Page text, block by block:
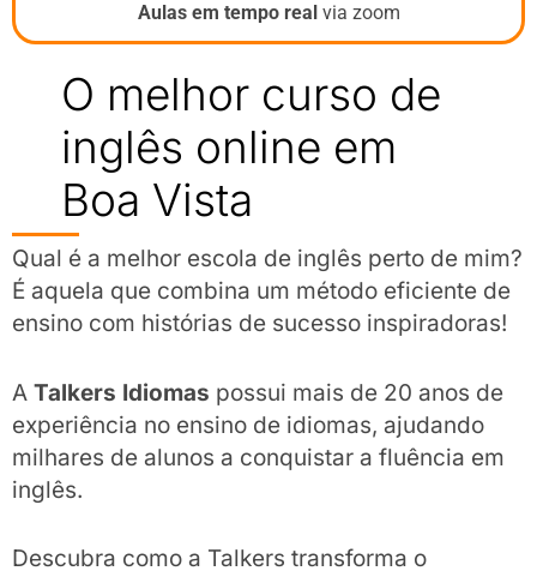
Aulas em tempo real via zoom
O melhor curso de
inglês online em
Boa Vista
Qual é a melhor escola de inglês perto de mim?
É aquela que combina um método eficiente de
ensino com histórias de sucesso inspiradoras!
A Talkers Idiomas possui mais de 20 anos de
experiência no ensino de idiomas, ajudando
milhares de alunos a conquistar a fluência em
inglês.
Descubra como a Talkers transforma o